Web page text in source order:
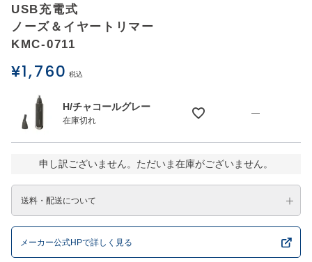
USB充電式
ノーズ＆イヤートリマー
KMC-0711
¥1,760 税込
H/チャコールグレー
在庫切れ
—
申し訳ございません。ただいま在庫がございません。
送料・配送について
メーカー公式HPで詳しく見る